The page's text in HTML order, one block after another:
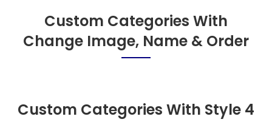
Custom Categories With
Change Image, Name & Order
Custom Categories With Style 4